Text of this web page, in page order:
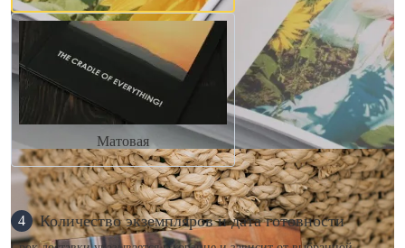
Матовая
4 Количество экземпляров и дата готовности